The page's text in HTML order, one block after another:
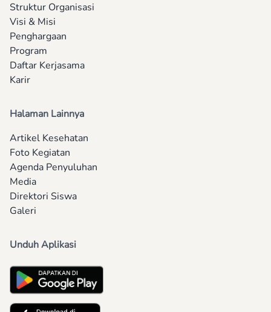
Struktur Organisasi
Visi & Misi
Penghargaan
Program
Daftar Kerjasama
Karir
Halaman Lainnya
Artikel Kesehatan
Foto Kegiatan
Agenda Penyuluhan
Media
Direktori Siswa
Galeri
Unduh Aplikasi